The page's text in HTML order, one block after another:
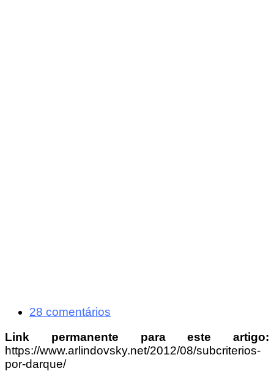
28 comentários
Link permanente para este artigo:
https://www.arlindovsky.net/2012/08/subcriterios-
por-darque/